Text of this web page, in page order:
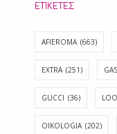
ΕΤΙΚΈΤΕΣ
AFIEROMA (663)
EXTRA (251)
GUCCI (36)
OIKOLOGIA (202)